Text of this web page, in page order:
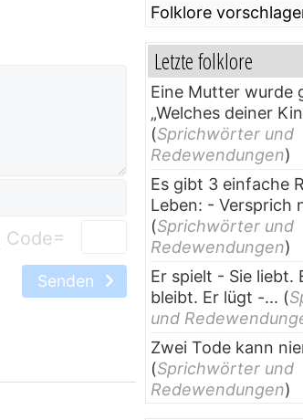
=
Senden
Folklore
Letzte folklore
Eine Mutter wurde
„Welches deiner
(Sprichwörter und
Redewendungen)
Es gibt 3 einfache
Leben: - Versprich
(Sprichwörter und
Redewendungen)
Er spielt - Sie liebt.
bleibt. Er lügt -... (
und
Zwei Tode kann
(Sprichwörter und
Redewendungen)